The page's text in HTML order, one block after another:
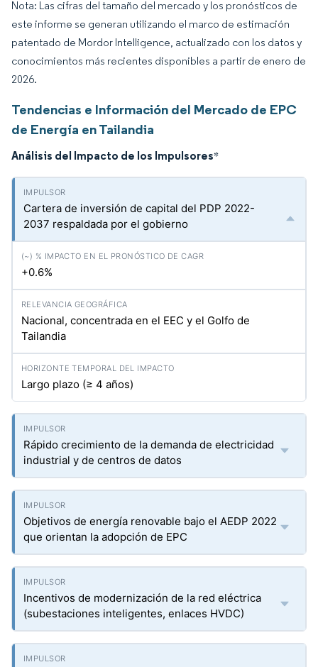
Nota: Las cifras del tamaño del mercado y los pronósticos de
este informe se generan utilizando el marco de estimación
patentado de Mordor Intelligence, actualizado con los datos y
conocimientos más recientes disponibles a partir de enero de
2026.
Tendencias e Información del Mercado de EPC
de Energía en Tailandia
Análisis del Impacto de los Impulsores*
Cartera de inversión de capital del PDP 2022-
2037 respaldada por el gobierno
+0.6%
Nacional, concentrada en el EEC y el Golfo de
Tailandia
Largo plazo (≥ 4 años)
Rápido crecimiento de la demanda de electricidad
industrial y de centros de datos
Objetivos de energía renovable bajo el AEDP 2022
que orientan la adopción de EPC
Incentivos de modernización de la red eléctrica
(subestaciones inteligentes, enlaces HVDC)